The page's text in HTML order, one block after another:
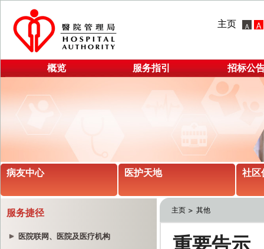
主页
概览 服务指引 招标公
病友中心 医护天地 社区
服务捷径
医院联网、医院及医疗机构
主页 其他